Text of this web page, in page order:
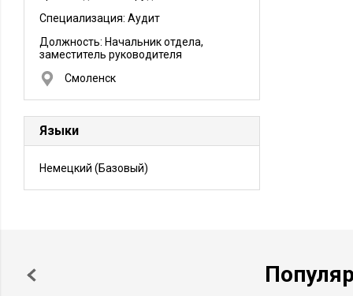
Специализация: Аудит
Должность: Начальник отдела,
заместитель руководителя
Смоленск
Языки
Немецкий (Базовый)